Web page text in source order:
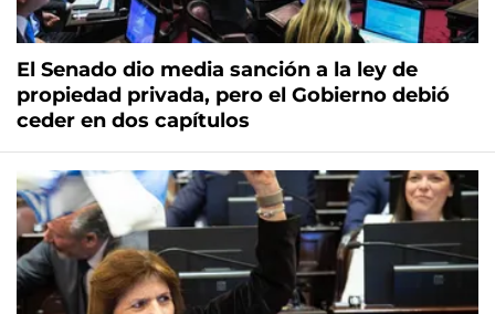
El Senado dio media sanción a la ley de
propiedad privada, pero el Gobierno debió
ceder en dos capítulos